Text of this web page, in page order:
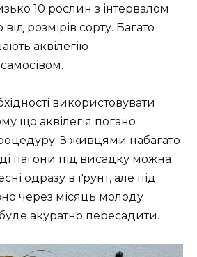
10 рослин з інтервалом
розмірів сорту. Багато
аквілегію
використовувати
що аквілегія погано
З живцями набагато
пагони під висадку можна
одразу в ґрунт, але під
через місяць молоду
акуратно пересадити.